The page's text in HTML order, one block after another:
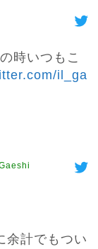
時いつもこ
il_ga
余計でもつい